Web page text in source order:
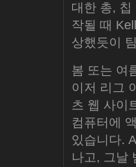
대한 총,
작될 때
상했듯이
봄 또는 여
이저 리그
츠 웹 사이
컴퓨터에
있습니다.
나고, 그날